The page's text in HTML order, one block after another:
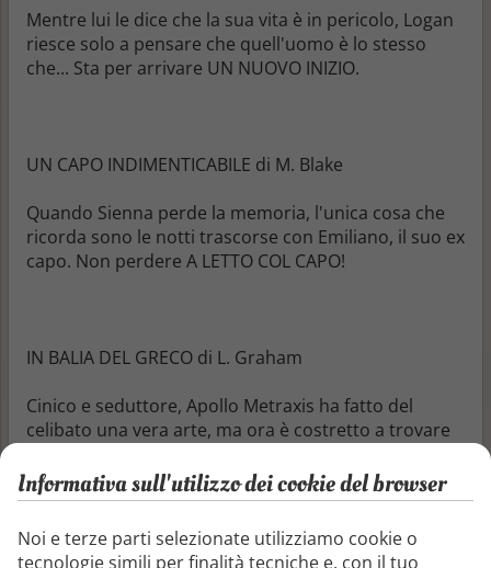
Mentre lui le dice che la sua vita è in pericolo, Logan
riesce solo a pensare che quell'uomo è lo stesso
che... Sta per arrivare UN NUOVO INIZIO.
UN CAPO INDIMENTICABILE di M. Blake
Quando Sienna perde la memoria, l'unica cosa che
ricorda sono le notti trascorse con Emiliano, il suo ex
capo. Non perdere A LETTO COL CAPO!
IN BALIA DEL GRECO di L. Graham
Cinico e seduttore, Apollo Metraxis ha fatto del
celibato una vera arte, ma ora è costretto a trovare
LA SPOSA PERDUTA di N. Anderson
Informativa sull'utilizzo dei cookie del browser
Noi e terze parti selezionate utilizziamo cookie o
tecnologie simili per finalità tecniche e, con il tuo